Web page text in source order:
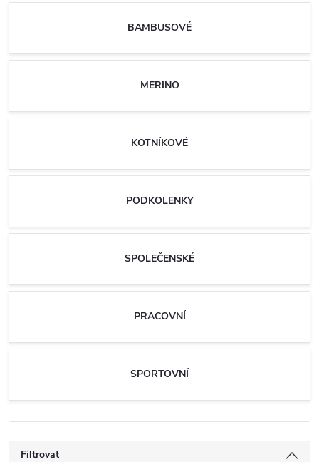
BAMBUSOVÉ
MERINO
KOTNÍKOVÉ
PODKOLENKY
SPOLEČENSKÉ
PRACOVNÍ
SPORTOVNÍ
Filtrovat